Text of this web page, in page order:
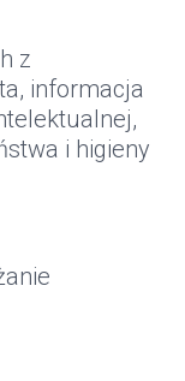
z
informacja
i higieny